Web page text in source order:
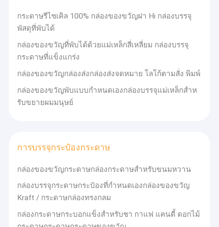
กระดาษรีไซเคิล 100% กล่องของขวัญฝา Hi กล่องบรรจุ
พัสดุที่พับได้
กล่องของขวัญที่พับได้ด้วยแม่เหล็กสี่เหลี่ยม กล่องบรรจุ
กระดาษที่แข็งแกร่ง
กล่องของขวัญกล่องส่งกล่องส่งจดหมาย โลโก้ตามสั่ง พิมพ์
กล่องของขวัญพับแบบกําหนดเองกล่องบรรจุแม่เหล็กสําห
รับขยายผมมนุษย์
การบรรจุกระป๋องกระดาษ
กล่องของขวัญกระดาษกล่องกระดาษสําหรับขนมหวาน
กล่องบรรจุกระดาษกระป๋องที่กําหนดเองกล่องของขวัญ
Kraft / กระดาษกล่องทรงกลม
กล่องกระดาษกระบอกแข็งสําหรับชา กาแฟ แคนดี้ ดอกไม้